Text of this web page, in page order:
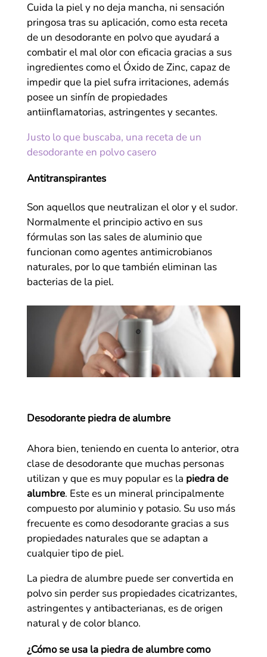
Cuida la piel y no deja mancha, ni sensación
pringosa tras su aplicación, como esta receta
de un desodorante en polvo que ayudará a
combatir el mal olor con eficacia gracias a sus
ingredientes como el Óxido de Zinc, capaz de
impedir que la piel sufra irritaciones, además
posee un sinfín de propiedades
antiinflamatorias, astringentes y secantes.
Justo lo que buscaba, una receta de un
desodorante en polvo casero
Antitranspirantes
Son aquellos que neutralizan el olor y el sudor.
Normalmente el principio activo en sus
fórmulas son las sales de aluminio que
funcionan como agentes antimicrobianos
naturales, por lo que también eliminan las
bacterias de la piel.
Desodorante piedra de alumbre
Ahora bien, teniendo en cuenta lo anterior, otra
clase de desodorante que muchas personas
utilizan y que es muy popular es la piedra de
alumbre. Este es un mineral principalmente
compuesto por aluminio y potasio. Su uso más
frecuente es como desodorante gracias a sus
propiedades naturales que se adaptan a
cualquier tipo de piel.
La piedra de alumbre puede ser convertida en
polvo sin perder sus propiedades cicatrizantes,
astringentes y antibacterianas, es de origen
natural y de color blanco.
¿Cómo se usa la piedra de alumbre como